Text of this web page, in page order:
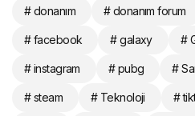
# donanım # donanım forum
# facebook # galaxy #
# instagram # pubg #
# steam # Teknoloji #